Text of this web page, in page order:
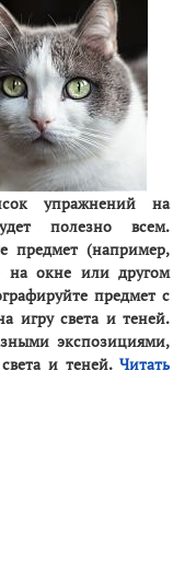
упражнений на
полезно всем.
предмет (например,
на окне или другом
предмет с
игру света и теней.
экспозициями,
и теней. Читать